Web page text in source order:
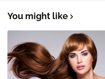
You might like